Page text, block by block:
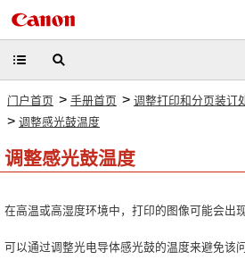
门户首页 > 手册首页 > 调整打印和分页装订
> 调整感光鼓温度
调整感光鼓温度
在高温或高湿度环境中，打印的图像可能会出
可以通过调整光电导体感光鼓的温度来避免该问